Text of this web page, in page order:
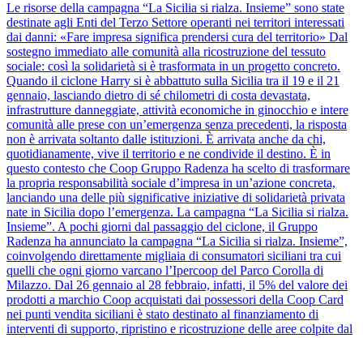
Le risorse della campagna “La Sicilia si rialza. Insieme” sono state
destinate agli Enti del Terzo Settore operanti nei territori interessati
dai danni: «Fare impresa significa prendersi cura del territorio» Dal
sostegno immediato alle comunità alla ricostruzione del tessuto
sociale: così la solidarietà si è trasformata in un progetto concreto.
Quando il ciclone Harry si è abbattuto sulla Sicilia tra il 19 e il 21
gennaio, lasciando dietro di sé chilometri di costa devastata,
infrastrutture danneggiate, attività economiche in ginocchio e intere
comunità alle prese con un’emergenza senza precedenti, la risposta
non è arrivata soltanto dalle istituzioni. È arrivata anche da chi,
quotidianamente, vive il territorio e ne condivide il destino. È in
questo contesto che Coop Gruppo Radenza ha scelto di trasformare
la propria responsabilità sociale d’impresa in un’azione concreta,
lanciando una delle più significative iniziative di solidarietà privata
nate in Sicilia dopo l’emergenza. La campagna “La Sicilia si rialza.
Insieme”. A pochi giorni dal passaggio del ciclone, il Gruppo
Radenza ha annunciato la campagna “La Sicilia si rialza. Insieme”,
coinvolgendo direttamente migliaia di consumatori siciliani tra cui
quelli che ogni giorno varcano l’Ipercoop del Parco Corolla di
Milazzo. Dal 26 gennaio al 28 febbraio, infatti, il 5% del valore dei
prodotti a marchio Coop acquistati dai possessori della Coop Card
nei punti vendita siciliani è stato destinato al finanziamento di
interventi di supporto, ripristino e ricostruzione delle aree colpite dal